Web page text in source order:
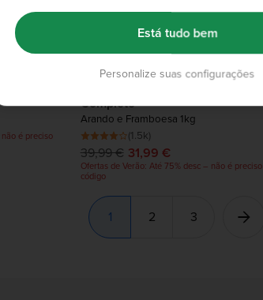
é preciso
Completo
Arando e Framboesa 1kg
(1.5k)
39,99 € 31,99 €
Ofertas de Verão: Até 75% desc – não é preciso
código
1 2 3
Personalize suas configurações
Está tudo bem